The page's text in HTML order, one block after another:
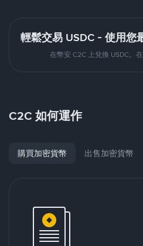
輕鬆交易 USDC - 使用您
在幣安 C2C 上兌換 USDC。
C2C 如何運作
購買加密貨幣 出售加密貨幣